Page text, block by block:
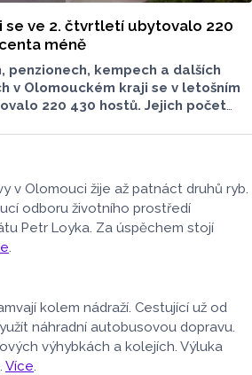
se ve 2. čtvrtletí ubytovalo 220
méně
penzionech, kempech a dalších
v Olomouckém kraji se v letošním
220 430 hostů. Jejich počet
Podle statistik však
kterých bylo 45 548,
více. Naopak domácích hostů
období navštívilo 174 882
o 3,6 procenta méně. Celkový
klesl o 4,7 procenta. Údaje
úřad (ČSÚ).
v Olomouci žije až patnáct druhů ryb.
odboru životního prostředí
Petr Loyka. Za úspěchem stojí
.
kolem nádraží. Cestující už od
náhradní autobusovou dopravu.
výhybkách a kolejích. Výluka
Více